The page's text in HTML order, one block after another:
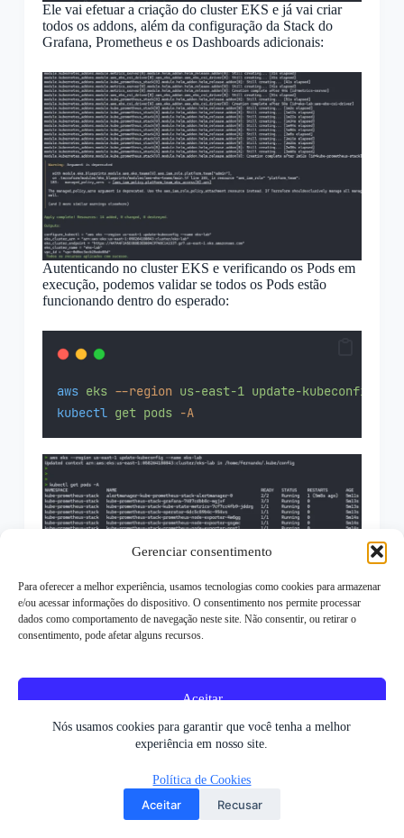
Gerenciar consentimento
Para oferecer a melhor experiência, usamos tecnologias como cookies para armazenar
e/ou acessar informações do dispositivo. O consentimento nos permite processar
dados como comportamento de navegação neste site. Não consentir, ou retirar o
consentimento, pode afetar alguns recursos.
Aceitar
Recusar
Ver preferências
Política de CookiesPolítica de privacidade
Nós usamos cookies para garantir que você tenha a melhor
experiência em nosso site.
Política de Cookies
Aceitar Recusar
Ele vai efetuar a criação do cluster EKS e já vai criar
todos os addons, além da configuração da Stack do
Grafana, Prometheus e os Dashboards adicionais:
Autenticando no cluster EKS e verificando os Pods em
execução, podemos validar se todos os Pods estão
funcionando dentro do esperado:
aws eks --region us-east-1 update-kubeconfig
kubectl get pods -A